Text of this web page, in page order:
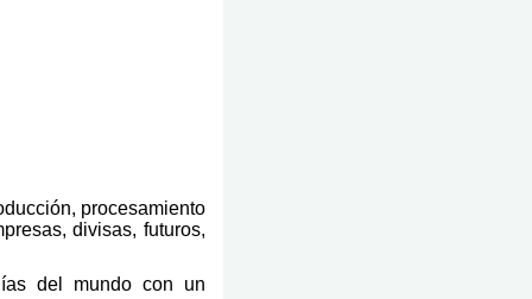
procesamiento
divisas, futuros,
del mundo con un